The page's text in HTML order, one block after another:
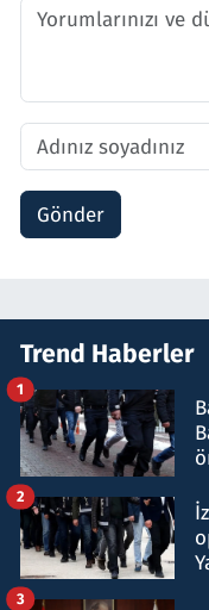
Gönder
Trend Haberler
1
2
3